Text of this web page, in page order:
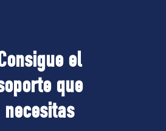
el
que
necesitas